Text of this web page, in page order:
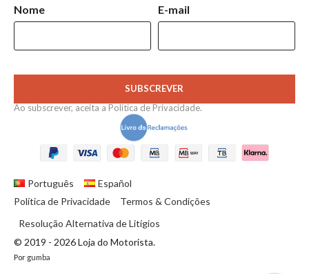
Nome
E-mail
SUBSCREVER
Ao subscrever, aceita a Política de Privacidade.
© 2019 - 2026 Loja do Motorista.
Por gumba
Português
Español
Política de Privacidade
Termos & Condições
Resolução Alternativa de Litígios